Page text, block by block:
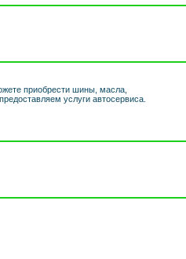
приобрести шины, масла,
услуги автосервиса.